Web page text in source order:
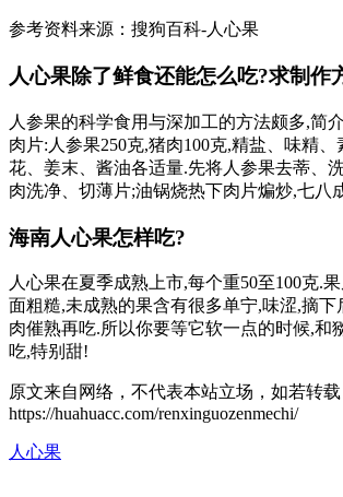
参考资料来源：搜狗百科-人心果
人心果除了鲜食还能怎么吃?求制作
人参果的科学食用与深加工的方法颇多,简
肉片:人参果250克,猪肉100克,精盐、味精
花、姜末、酱油各适量.先将人参果去蒂、
肉洗净、切薄片;油锅烧热下肉片煸炒,七八
海南人心果怎样吃?
人心果在夏季成熟上市,每个重50至100克.
面粗糙,未成熟的果含有很多单宁,味涩,摘下
肉催熟再吃.所以你要等它软一点的时候,和
吃,特别甜!
原文来自网络，不代表本站立场，如若转载
https://huahuacc.com/renxinguozenmechi/
人心果